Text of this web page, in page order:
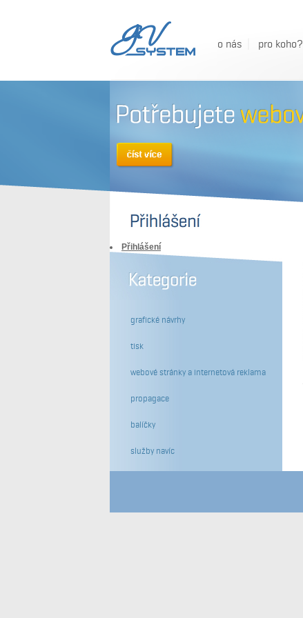
o nás pro koho?
Přihlášení
grafické návrhy
tisk
webové stránky a internetová reklama
propagace
balíčky
služby navíc